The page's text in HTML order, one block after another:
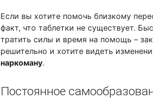
Если вы хотите помочь близкому
факт, что таблетки не существует.
тратить силы и время на помощь –
решительно и хотите видеть
наркоману.
Постоянное